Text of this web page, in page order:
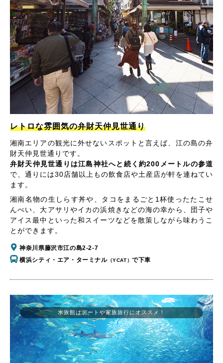
レトロな雰囲気の弁財天仲見世通り
湘南エリアの観光に外せないスポットと言えば、江の島の弁
財天仲見世通りです。
弁財天仲見世通りは江島神社へと続く約200メートルの参道
で、通りには30店舗以上もの飲食店や土産店が軒を連ねてい
ます。
湘南名物の生しらす丼や、タコをまるごと1杯使ったたこせ
んべい、大アサリやイカの浜焼きなどの海の幸から、団子や
アイス最中といった和スイーツなどを散策しながら味わうこ
とができます。
神奈川県藤沢市江の島2-2-7
横浜シティ・エア・ターミナル（YCAT）で下車
水族館はデートや家族旅行にオススメ！